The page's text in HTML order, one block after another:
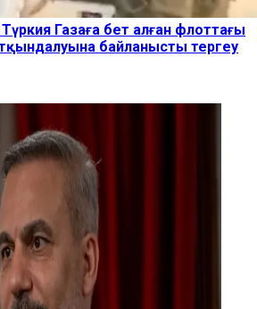
Түркия Газаға бет алған флоттағы
байланысты тергеу